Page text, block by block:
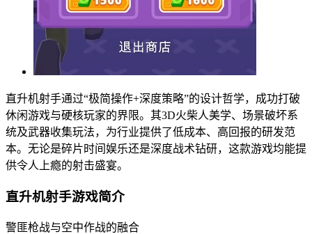
直升机射手通过“极简操作+深度策略”的设计哲学，成功打破
休闲游戏与硬核玩家的界限。其3D火柴人美学、场景破坏系
统及武器收集玩法，为行业提供了低成本、高回报的研发范
本。无论是碎片时间娱乐还是深度战术钻研，这款游戏均能提
供令人上瘾的射击盛宴。
直升机射手游戏简介
警匪枪战与空中作战的融合